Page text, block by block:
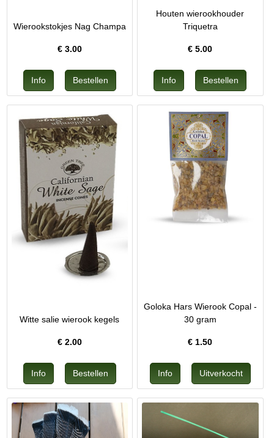
Wierookstokjes Nag Champa
€ 3.00
Houten wierookhouder
Triquetra
€5.00
Witte salie wierook kegels
€ 2.00
Goloka Hars Wierook Copal -
30 gram
€ 1.50